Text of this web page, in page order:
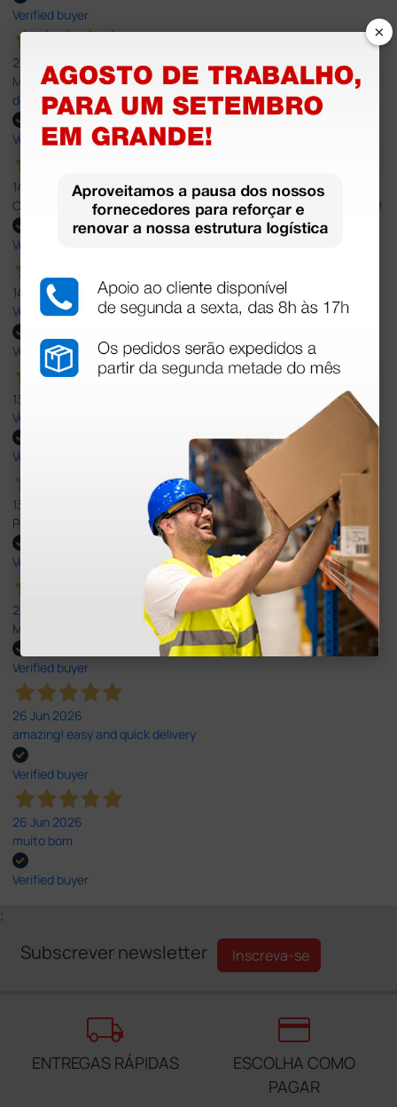
Verified buyer
20 Jul 2026
Minha experiência foi super positiva. Bom atendimento e recebi
dentro do prazo. Obrigada.
Verified buyer
14 Jul 2026
Correct and timely delivery. Large offer of products. Good service!
Verified buyer
14 Jul 2026
Very Good!
Verified buyer
13 Jul 2026
Very good
Verified buyer
13 Jul 2026
Perfeito ,fácil de encomendar e envio rápido
Verified buyer
26 Jun 2026
Muito boa.
Verified buyer
26 Jun 2026
amazing! easy and quick delivery
Verified buyer
26 Jun 2026
muito bom
Verified buyer
;
Subscrever newsletter Inscreva-se
local_shipping
ENTREGAS RÁPIDAS
credit_card
ESCOLHA COMO
PAGAR
×